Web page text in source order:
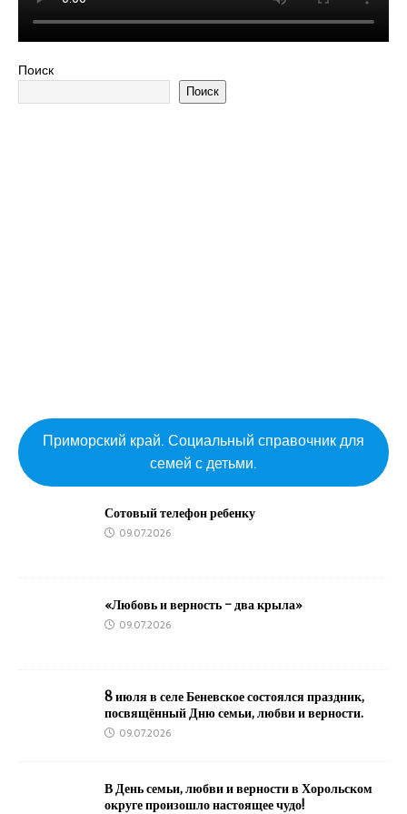
Поиск
Поиск
Приморский край. Социальный справочник для
семей с детьми.
Сотовый телефон ребенку
09.07.2026
«Любовь и верность – два крыла»
09.07.2026
8 июля в селе Беневское состоялся праздник,
посвящённый Дню семьи, любви и верности.
09.07.2026
В День семьи, любви и верности в Хорольском
округе произошло настоящее чудо!